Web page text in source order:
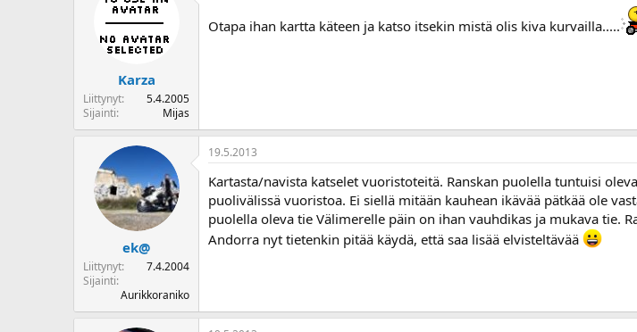
Karza
Liittynyt
5.4.2005
Sijainti
Mijas
Otapa ihan kartta käteen ja katso itsekin mistä olis kiva kurvailla.....
ek@
Liittynyt
7.4.2004
Sijainti
Aurikkoraniko
19.5.2013
Kartasta/navista katselet vuoristoteitä. Ranskan puolella tuntuisi
puolivälissä vuoristoa. Ei siellä mitään kauhean ikävää pätkää ole
puolella oleva tie Välimerelle päin on ihan vauhdikas ja mukava tie.
Andorra nyt tietenkin pitää käydä, että saa lisää elvisteltävää